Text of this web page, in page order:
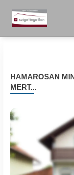
HAMAROSAN
MERT...